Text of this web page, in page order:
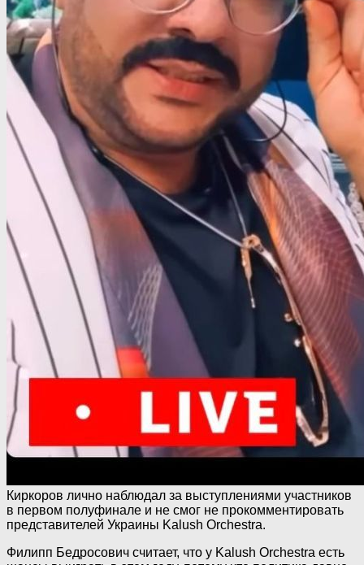
Киркоров лично наблюдал за выступлениями участников
в первом полуфинале и не смог не прокомментировать
представителей Украины Kalush Orchestra.
Филипп Бедросович считает, что у Kalush Orchestra есть